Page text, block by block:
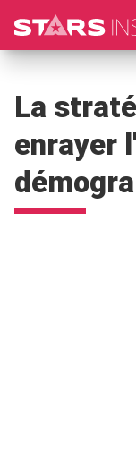
La
enrayer